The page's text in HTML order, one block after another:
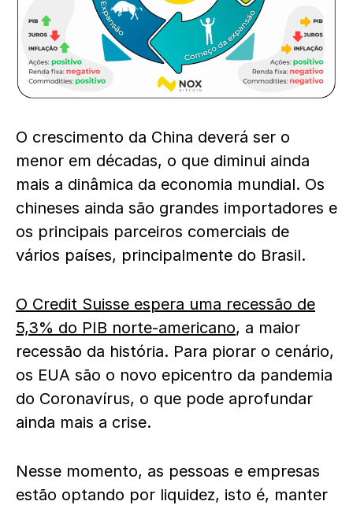
O crescimento da China deverá ser o
menor em décadas, o que diminui ainda
mais a dinâmica da economia mundial. Os
chineses ainda são grandes importadores e
os principais parceiros comerciais de
vários países, principalmente do Brasil.
O Credit Suisse espera uma recessão de
5,3% do PIB norte-americano, a maior
recessão da história. Para piorar o cenário,
os EUA são o novo epicentro da pandemia
do Coronavírus, o que pode aprofundar
ainda mais a crise.
Nesse momento, as pessoas e empresas
estão optando por liquidez, isto é, manter